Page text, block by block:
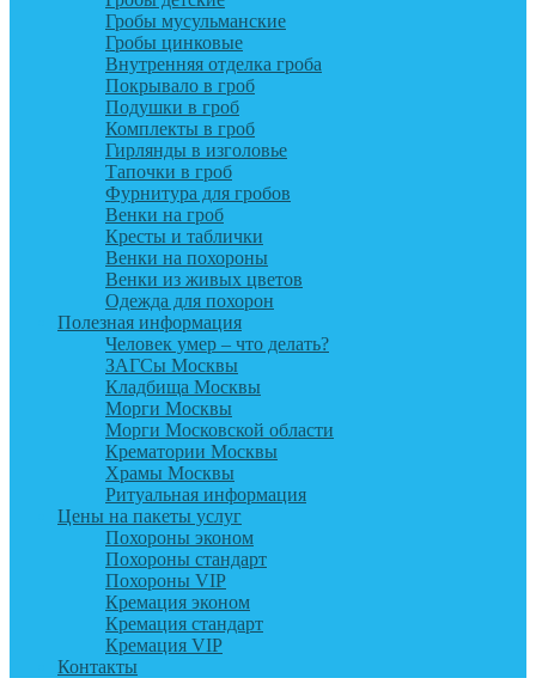
Гробы мусульманские
Гробы цинковые
Внутренняя отделка гроба
Покрывало в гроб
Подушки в гроб
Комплекты в гроб
Гирлянды в изголовье
Тапочки в гроб
Фурнитура для гробов
Венки на гроб
Кресты и таблички
Венки на похороны
Венки из живых цветов
Одежда для похорон
Полезная информация
Человек умер – что делать?
ЗАГСы Москвы
Кладбища Москвы
Морги Москвы
Морги Московской области
Крематории Москвы
Храмы Москвы
Ритуальная информация
Цены на пакеты услуг
Похороны эконом
Похороны стандарт
Похороны VIP
Кремация эконом
Кремация стандарт
Кремация VIP
Контакты